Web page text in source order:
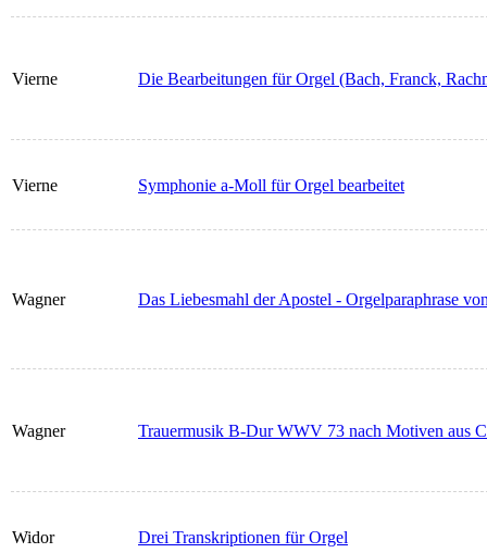
Vierne Die Bearbeitungen für Orgel (Bach, Franck,
Vierne Symphonie a-Moll für Orgel bearbeitet
Wagner Das Liebesmahl der Apostel - Orgelparaphrase
Wagner Trauermusik B-Dur WWV 73 nach Motiven aus
Widor Drei Transkriptionen für Orgel